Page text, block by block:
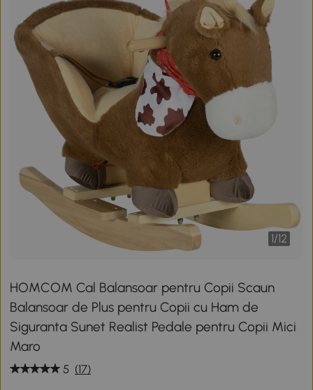
1/12
HOMCOM Cal Balansoar pentru Copii Scaun
Balansoar de Plus pentru Copii cu Ham de
Siguranta Sunet Realist Pedale pentru Copii Mici
Maro
5 (17)